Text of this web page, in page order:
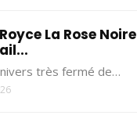
La Rose Noire
très fermé de…